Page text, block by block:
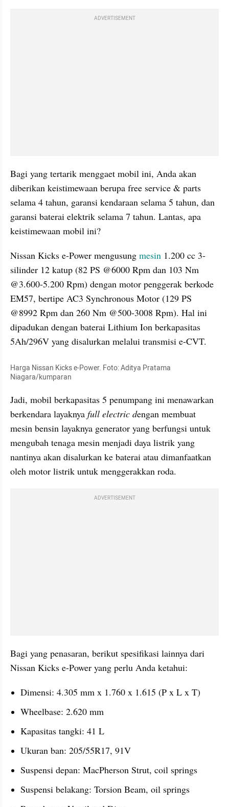
ADVERTISEMENT
Bagi yang tertarik menggaet mobil ini, Anda akan
diberikan keistimewaan berupa free service & parts
selama 4 tahun, garansi kendaraan selama 5 tahun, dan
garansi baterai elektrik selama 7 tahun. Lantas, apa
keistimewaan mobil ini?
Nissan Kicks e-Power mengusung mesin 1.200 cc 3-
silinder 12 katup (82 PS @6000 Rpm dan 103 Nm
@3.600-5.200 Rpm) dengan motor penggerak berkode
EM57, bertipe AC3 Synchronous Motor (129 PS
@8992 Rpm dan 260 Nm @500-3008 Rpm). Hal ini
dipadukan dengan baterai Lithium Ion berkapasitas
5Ah/296V yang disalurkan melalui transmisi e-CVT.
Harga Nissan Kicks e-Power. Foto: Aditya Pratama
Niagara/kumparan
Jadi, mobil berkapasitas 5 penumpang ini menawarkan
berkendara layaknya full electric dengan membuat
mesin bensin layaknya generator yang berfungsi untuk
mengubah tenaga mesin menjadi daya listrik yang
nantinya akan disalurkan ke baterai atau dimanfaatkan
oleh motor listrik untuk menggerakkan roda.
ADVERTISEMENT
Bagi yang penasaran, berikut spesifikasi lainnya dari
Nissan Kicks e-Power yang perlu Anda ketahui:
Dimensi: 4.305 mm x 1.760 x 1.615 (P x L x T)
Wheelbase: 2.620 mm
Kapasitas tangki: 41 L
Ukuran ban: 205/55R17, 91V
Suspensi depan: MacPherson Strut, coil springs
Suspensi belakang: Torsion Beam, oil springs